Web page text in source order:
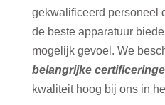
gekwalificeerd personeel
de beste apparatuur
mogelijk gevoel. We
belangrijke
kwaliteit hoog bij ons in